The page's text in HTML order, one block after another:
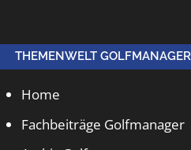
THEMENWELT GOLFMANAGER
Home
Fachbeiträge Golfmanager